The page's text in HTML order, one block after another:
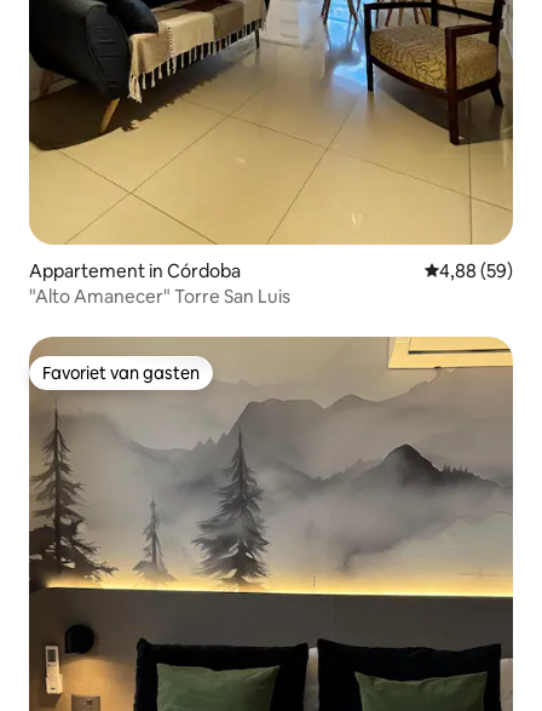
Appartement in Córdoba Gemiddelde
4,88 (59)
"Alto Amanecer" Torre San Luis
Favoriet van gasten
Favoriet van gasten